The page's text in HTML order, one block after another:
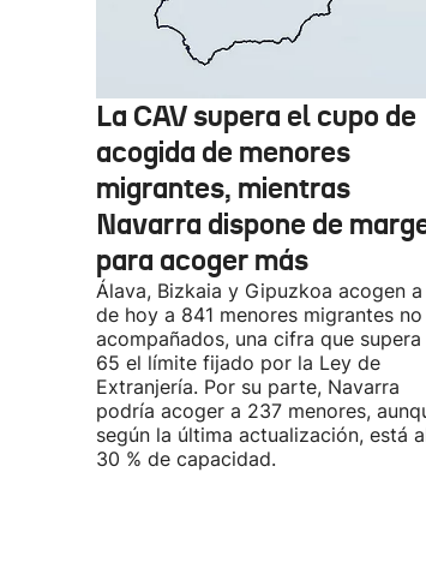
La CAV supera el cupo de
acogida de menores
migrantes, mientras
Navarra dispone de
para acoger más
Álava, Bizkaia y Gipuzkoa acogen
de hoy a 841 menores migrantes no
acompañados, una cifra que supera
65 el límite fijado por la Ley de
Extranjería. Por su parte, Navarra
podría acoger a 237 menores,
según la última actualización, está
30 % de capacidad.